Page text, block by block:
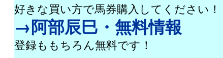
好きな買い方で馬券購入してください！
→阿部辰巳・無料情報
登録ももちろん無料です！